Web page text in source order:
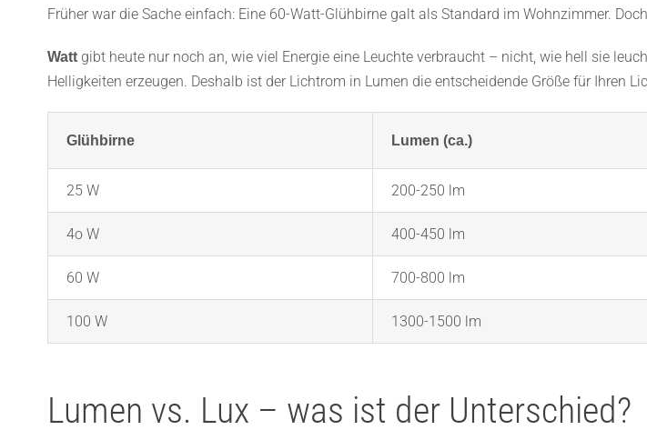
Früher war die Sache einfach: Eine 60-Watt-Glühbirne galt als Standard im Wohnzimmer.
Wattgibt heute nur noch an, wie viel Energie eine Leuchte verbraucht – nicht, wie hell sie
Helligkeiten erzeugen. Deshalb ist der Lichtrom in Lumen die entscheidende Größe für Ihren
Glühbirne Lumen (ca.)
25 W 200-250 lm
4o W 400-450 lm
60 W 700-800 lm
100 W 1300-1500 lm
Lumen vs. Lux – was ist der Unterschied?